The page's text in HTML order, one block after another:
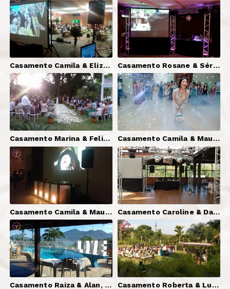
Casamento Camila & Elizeu, Engenheiro Coelho-SP | DJ Serginho Brazil + Som (Cerimônia e Recepção) + Telão + Luzes Decorativas Casamento Rosane & Sérgio, Campinas-SP | DJ Serginho Brazil + Som + Iluminação (Pista e Cênica) + Telão
Casamento Marina & Felipe, Itatiba-SP | DJ Serginho Brazil + Som (Cerimônia e Festa) + Iluminação Casamento Camila & Maurício 2, Campinas-SP | DJ Serginho Brazil + Som (Cerimônia e Festa) + Iluminação + Telão [Fotos: Junior Caiuby]
Casamento Camila & Maurício 1, Campinas-SP | DJ Serginho Brazil + Som (Cerimônia e Festa) + Iluminação + Telão Casamento Caroline & Danilo, Vinhedo-SP | DJ Serginho Brazil + Som (Cerimônia e Festa)+ Iluminação + Pista X + Telão
Casamento Raiza & Alan, Ubatuba-SP | DJ Serginho Brazil + Som (Cerimônia e Festa) + Iluminação + Luzes Decorativas Casamento Roberta & Luis Henrique, Vinhedo-SP | DJ Serginho Brazil + Som (Cerimônia + Festa) + Telão + Iluminação Pista e Cênica + Cortina LED Gráfica